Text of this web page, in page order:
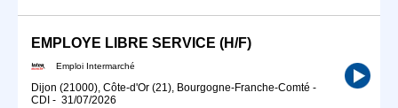
EMPLOYE LIBRE SERVICE (H/F)
Emploi Intermarché
Dijon (21000), Côte-d'Or (21), Bourgogne-Franche-Comté -
CDI - 31/07/2026